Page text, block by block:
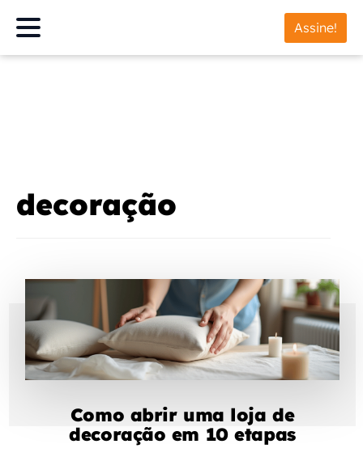
Assine!
decoração
Como abrir uma loja de
decoração em 10 etapas